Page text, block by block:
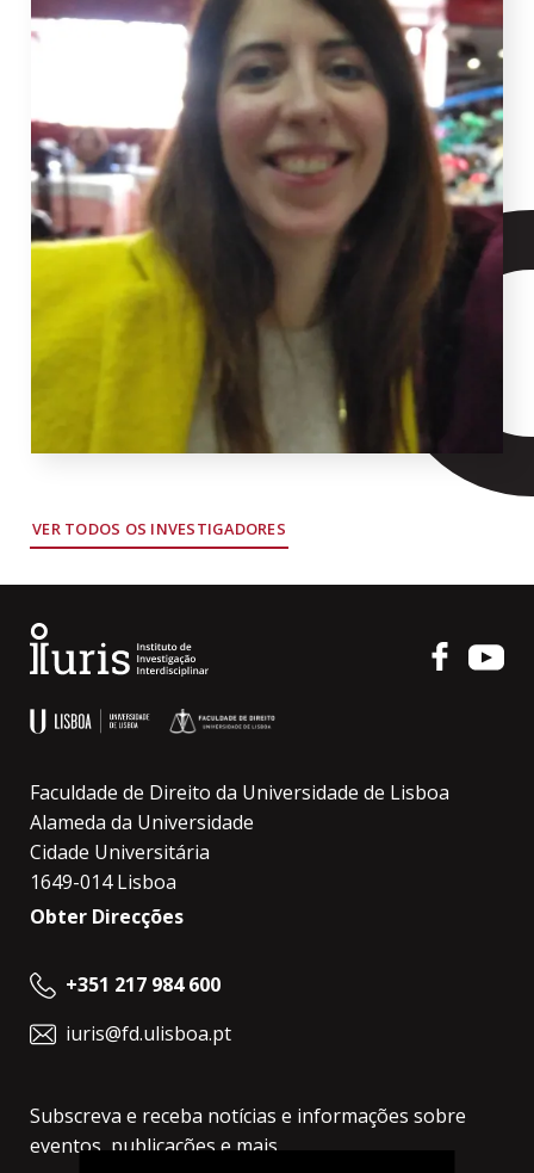
VER TODOS OS INVESTIGADORES
Faculdade de Direito da Universidade de Lisboa
Alameda da Universidade
Cidade Universitária
1649-014 Lisboa
Obter Direcções
+351 217 984 600
iuris@fd.ulisboa.pt
Subscreva e receba notícias e informações sobre
eventos, publicações e mais.